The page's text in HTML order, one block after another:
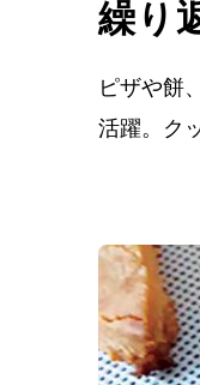
繰り
ピザや餅
活躍。ク